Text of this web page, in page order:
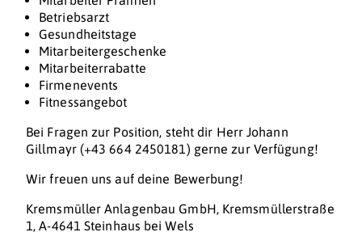
Betriebsarzt
Gesundheitstage
Mitarbeitergeschenke
Mitarbeiterrabatte
Firmenevents
Fitnessangebot
Bei Fragen zur Position, steht dir Herr Johann
Gillmayr (+43 664 2450181) gerne zur Verfügung!
Wir freuen uns auf deine Bewerbung!
Kremsmüller Anlagenbau GmbH, Kremsmüllerstraße
1, A-4641 Steinhaus bei Wels